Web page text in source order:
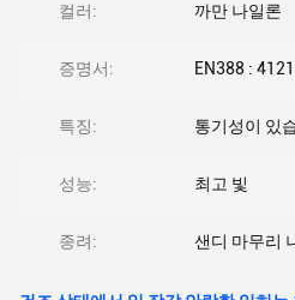
컬러: 까만 나일론
증명서: EN388 : 4121
특징: 통기성이 있
성능: 최고 빛
종려: 샌디 마무리